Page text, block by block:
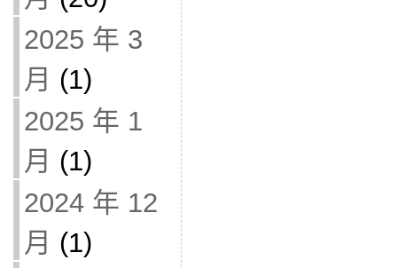
2025 年 3
月 (1)
2025 年 1
月 (1)
2024 年 12
月 (1)